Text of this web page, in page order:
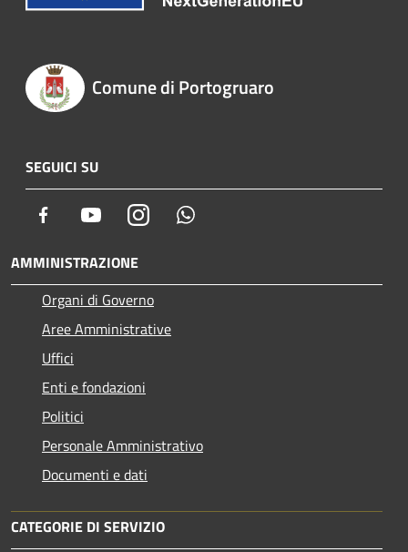
Comune di Portogruaro
SEGUICI SU
Facebook YoutubeInstagram
AMMINISTRAZIONE
Organi di Governo
Aree Amministrative
Uffici
Enti e fondazioni
Politici
Personale Amministrativo
Documenti e dati
CATEGORIE DI SERVIZIO